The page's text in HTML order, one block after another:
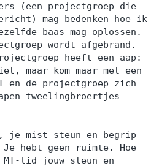
(een projectgroep die
mag bedenken hoe ik
baas mag oplossen.
wordt afgebrand.
heeft een aap:
maar kom maar met een
en de projectgroep zich
tweelingbroertjes
je mist steun en begrip
hebt geen ruimte. Hoe
lid jouw steun en